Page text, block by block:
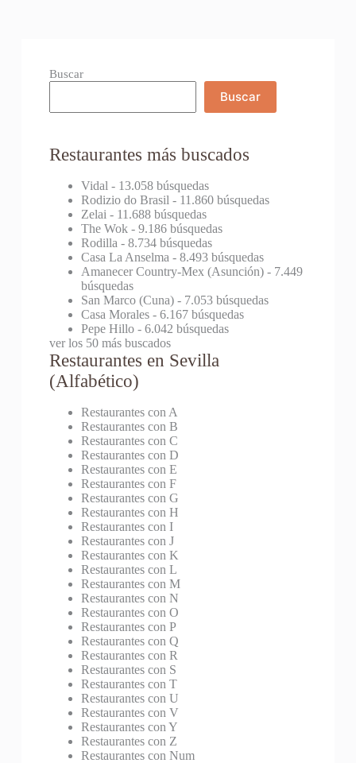
Buscar
Buscar
Restaurantes más buscados
Vidal - 13.058 búsquedas
Rodizio do Brasil - 11.860 búsquedas
Zelai - 11.688 búsquedas
The Wok- 9.186 búsquedas
Rodilla - 8.734 búsquedas
Casa La Anselma - 8.493 búsquedas
Amanecer Country-Mex (Asunción)- 7.449
búsquedas
San Marco (Cuna)- 7.053 búsquedas
Casa Morales- 6.167 búsquedas
Pepe Hillo- 6.042 búsquedas
ver los 50 más buscados
Restaurantes en Sevilla
(Alfabético)
Restaurantes con A
Restaurantes con B
Restaurantes con C
Restaurantes con D
Restaurantes con E
Restaurantes con F
Restaurantes con G
Restaurantes con H
Restaurantes con I
Restaurantes con J
Restaurantes con K
Restaurantes con L
Restaurantes con M
Restaurantes con N
Restaurantes con O
Restaurantes con P
Restaurantes con Q
Restaurantes con R
Restaurantes con S
Restaurantes con T
Restaurantes con U
Restaurantes con V
Restaurantes con Y
Restaurantes con Z
Restaurantes con Num